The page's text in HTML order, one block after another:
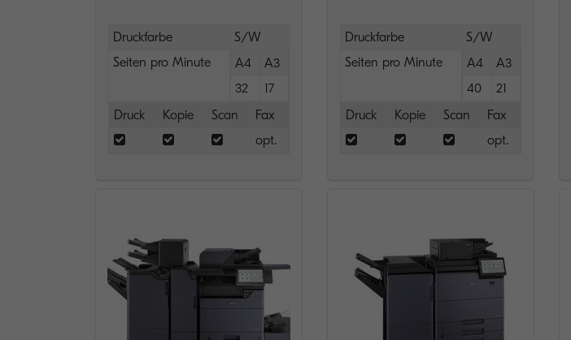
Druckfarbe
S/W
Seiten pro Minute
A4
A3
32
17
Druck
Kopie Scan
Fax
opt.
Druckfarbe
S/W
Seiten pro Minute
A4
A3
40
21
Druck
Kopie Scan
Fax
opt.